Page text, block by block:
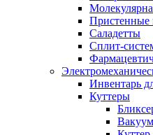
Пристенные
Саладетты
Сплит-
Инвентарь
Куттеры